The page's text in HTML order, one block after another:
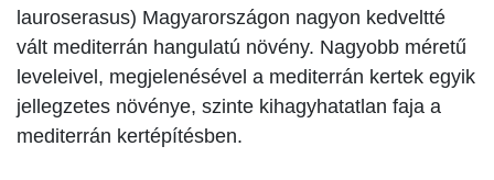
lauroserasus) Magyarországon nagyon kedveltté
vált mediterrán hangulatú növény. Nagyobb méretű
leveleivel, megjelenésével a mediterrán kertek egyik
jellegzetes növénye, szinte kihagyhatatlan faja a
mediterrán kertépítésben.